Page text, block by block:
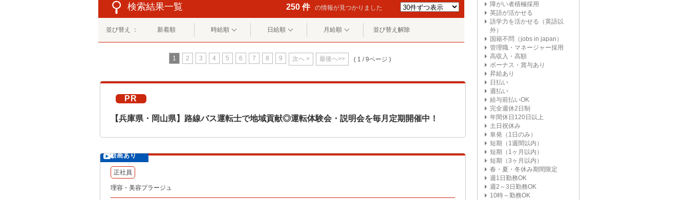
検索結果一覧 250 件 の情報が見つかりました
並び替え ： 新着順 時給順 日給順 月給順 並び替え解除
1 2 3 4 5 6 7 8 9 次へ > 最後へ>> ( 1 / 9ページ )
PR
【兵庫県・岡山県】路線バス運転士で地域貢献◎運転体験会・説明会を毎月定期開催中！
動画あり
正社員
理容・美容プラージュ
障がい者積極採用
英語が活かせる
語学力を活かせる（英語以
外）
国籍不問（jobs in japan）
管理職・マネージャー採用
高収入・高額
ボーナス・賞与あり
昇給あり
日払い
週払い
給与前払いOK
完全週休2日制
年間休日120日以上
土日祝休み
単発（1日のみ）
短期（1週間以内）
短期（1ヶ月以内）
短期（3ヶ月以内）
春・夏・冬休み期間限定
週1日勤務OK
週2～3日勤務OK
10時～勤務OK